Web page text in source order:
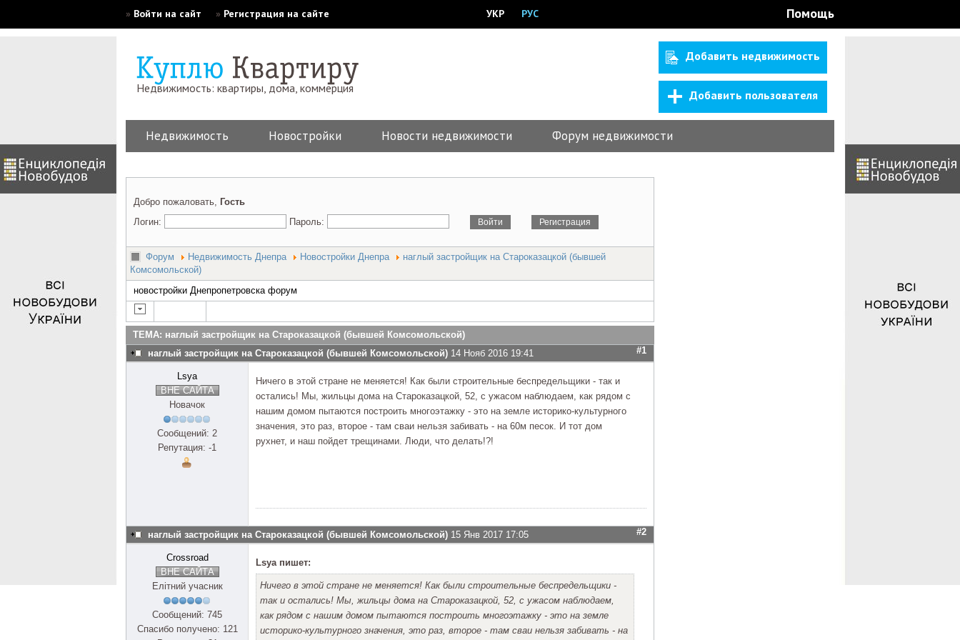
» Войти на сайт » Регистрация на сайте УКР РУС Помощь
Недвижимость: квартиры, дома, коммерция
Добавить недвижимость
Добавить пользователя
Недвижимость Новостройки Новости недвижимости Форум недвижимости
Добро пожаловать, Гость
Логин:
Пароль:
Форум Недвижимость Днепра Новостройки Днепра
наглый застройщик на Староказацкой (бывшей
Комсомольской)
новостройки Днепропетровска форум
ТЕМА: наглый застройщик на Староказацкой (бывшей Комсомольской)
наглый застройщик на Староказацкой (бывшей Комсомольской) 14 Нояб 2016 19:41 #1
Lsya
ВНЕ САЙТА
Новачок
Сообщений: 2
Репутация: -1
Ничего в этой стране не меняется! Как были строительные беспредельщики - так и
остались! Мы, жильцы дома на Староказацкой, 52, с ужасом наблюдаем, как рядом с
нашим домом пытаются построить многоэтажку - это на земле историко-культурного
значения, это раз, второе - там сваи нельзя забивать - на 60м песок. И тот дом
рухнет, и наш пойдет трещинами. Люди, что делать!?!
наглый застройщик на Староказацкой (бывшей Комсомольской) 15 Янв 2017 17:05 #2
Crossroad
ВНЕ САЙТА
Елітний учасник
Сообщений: 745
Спасибо получено: 121
Lsya пишет:
Ничего в этой стране не меняется! Как были строительные беспредельщики -
так и остались! Мы, жильцы дома на Староказацкой, 52, с ужасом наблюдаем,
как рядом с нашим домом пытаются построить многоэтажку - это на земле
историко-культурного значения, это раз, второе - там сваи нельзя забивать - на